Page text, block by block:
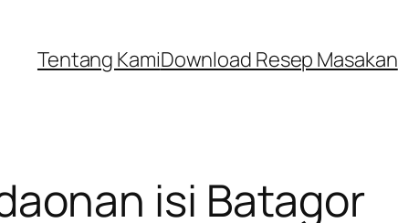
Tentang KamiDownload Resep Masakan
isi Batagor